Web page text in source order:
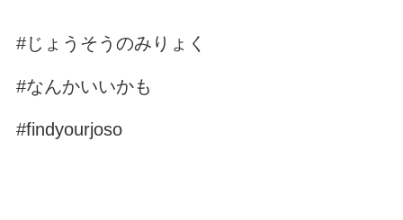
#じょうそうのみりょく
#なんかいいかも
#findyourjoso